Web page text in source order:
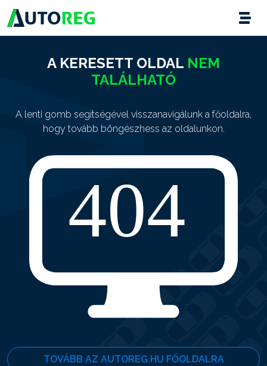
A KERESETT OLDAL NEM
TALÁLHATÓ
A lenti gomb segítségével visszanavigálunk a főoldalra,
hogy tovább böngészhess az oldalunkon.
TOVÁBB AZ AUTOREG.HU FŐOLDALRA